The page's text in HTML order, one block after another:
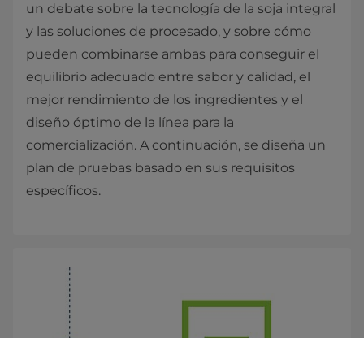
un debate sobre la tecnología de la soja integral
y las soluciones de procesado, y sobre cómo
pueden combinarse ambas para conseguir el
equilibrio adecuado entre sabor y calidad, el
mejor rendimiento de los ingredientes y el
diseño óptimo de la línea para la
comercialización. A continuación, se diseña un
plan de pruebas basado en sus requisitos
específicos.